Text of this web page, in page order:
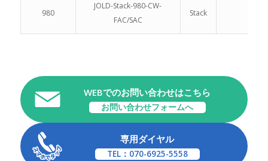
980
JOLD-Stack-980-CW-
FAC/SAC
Stack
WEBでのお問い合わせはこちら
お問い合わせフォームへ
専用ダイヤル
TEL：070-6925-5558